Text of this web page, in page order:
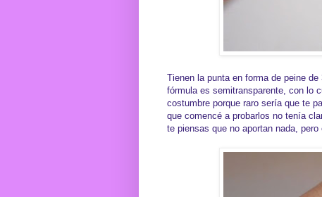
Tienen la punta en forma de peine
fórmula es semitransparente, con lo
costumbre porque raro sería que te
que comencé a probarlos no tenía
te piensas que no aportan nada,